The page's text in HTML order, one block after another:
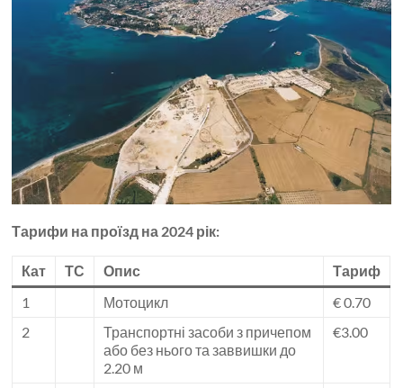
Тарифи на проїзд на 2024 рік:
Кат ТС Опис
Тариф
1
Мотоцикл
€ 0.70
2
Транспортні засоби з причепом
або без нього та заввишки до
2.20 м
€3.00